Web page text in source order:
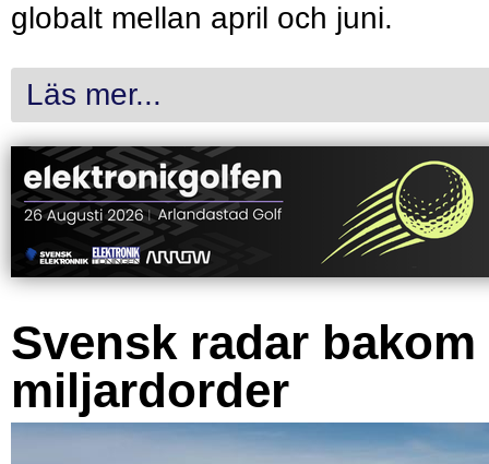
globalt mellan april och juni.
Läs mer...
Svensk radar bakom
miljardorder